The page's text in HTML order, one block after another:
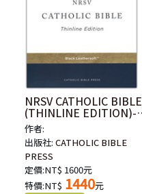
NRSV CATHOLIC BIBLE
(THINLINE EDITION)-
BLACK
作者:
出版社:CATHOLIC BIBLE
PRESS
定價:NT$ 1600元
特價:NT$ 1440元